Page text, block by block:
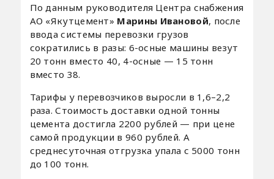
По данным руководителя Центра снабжения
АО «Якутцемент» Марины Ивановой, после
ввода системы перевозки грузов
сократились в разы: 6-осные машины везут
20 тонн вместо 40, 4-осные — 15 тонн
вместо 38.
Тарифы у перевозчиков выросли в 1,6–2,2
раза. Стоимость доставки одной тонны
цемента достигла 2200 рублей — при цене
самой продукции в 960 рублей. А
среднесуточная отгрузка упала с 5000 тонн
до 100 тонн.